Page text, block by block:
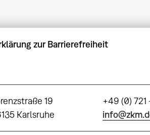
zur Barrierefreiheit
19
Karlsruhe
+49 (0) 721